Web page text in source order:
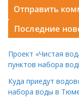
Последние
Проект «Чистая
пунктов набора
Куда приедут
набора воды в